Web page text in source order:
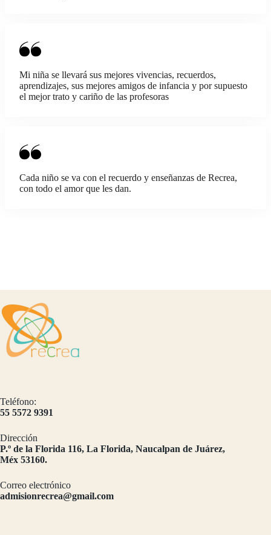
Mi niña se llevará sus mejores vivencias, recuerdos,
aprendizajes, sus mejores amigos de infancia y por supuesto
el mejor trato y cariño de las profesoras
Cada niño se va con el recuerdo y enseñanzas de Recrea,
con todo el amor que les dan.
Teléfono:
55 5572 9391
Dirección
​P.º de la Florida 116, La Florida, Naucalpan de Juárez,
Méx 53160.
Correo electrónico
admisionrecrea@gmail.com